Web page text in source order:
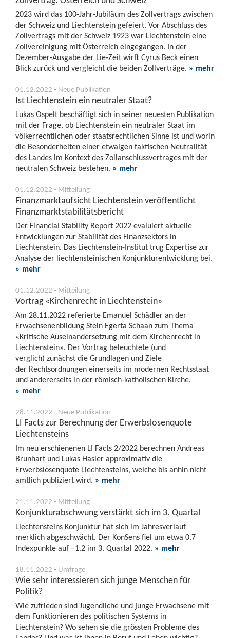
2023 wird das 100-Jahr-Jubiläum des Zollvertrags zwischen
der Schweiz und Liechtenstein gefeiert. Vor Abschluss des
Zollvertrags mit der Schweiz 1923 war Liechtenstein eine
Zollvereinigung mit Österreich eingegangen. In der
Dezember-Ausgabe der Lie-Zeit wirft Cyrus Beck einen
Blick zurück und vergleicht die beiden Zollverträge. » mehr
01.12.2022 - Neue Publikation
Ist Liechtenstein ein neutraler Staat?
Lukas Ospelt beschäftigt sich in seiner neuesten Publikation
mit der Frage, ob Liechtenstein ein neutraler Staat im
völkerrechtlichen oder staatsrechtlichen Sinne ist und worin
die Besonderheiten einer etwaigen faktischen Neutralität
des Landes im Kontext des Zollanschlussvertrages mit der
neutralen Schweiz bestehen. » mehr
01.12.2022 - Mitteilung
Finanzmarktaufsicht Liechtenstein veröffentlicht
Finanzmarktstabilitätsbericht
Der Financial Stability Report 2022 evaluiert aktuelle
Entwicklungen zur Stabilität des Finanzsektors in
Liechtenstein. Das Liechtenstein-Institut trug Expertise zur
Analyse der liechtensteinischen Konjunkturentwicklung bei.
» mehr
01.12.2022 - Mitteilung
Vortrag «Kirchenrecht in Liechtenstein»
Am 28.11.2022 referierte Emanuel Schädler an der
Erwachsenenbildung Stein Egerta Schaan zum Thema
«Kritische Auseinandersetzung mit dem Kirchenrecht in
Liechtenstein». Der Vortrag beleuchtete (und
verglich) zunächst die Grundlagen und Ziele
der Rechtsordnungen einerseits im modernen Rechtsstaat
und andererseits in der römisch-katholischen Kirche.
» mehr
28.11.2022 - Neue Publikation
LI Facts zur Berechnung der Erwerbslosenquote
Liechtensteins
Im neu erschienenen LI Facts 2/2022 berechnen Andreas
Brunhart und Lukas Hasler approximativ die
Erwerbslosenquote Liechtensteins, welche bis anhin nicht
amtlich publiziert wird. » mehr
21.11.2022 - Mitteilung
Konjunkturabschwung verstärkt sich im 3. Quartal
Liechtensteins Konjunktur hat sich im Jahresverlauf
merklich abgeschwächt. Der KonSens fiel um etwa 0.7
Indexpunkte auf −1.2 im 3. Quartal 2022. » mehr
18.11.2022 - Umfrage
Wie sehr interessieren sich junge Menschen für
Politik?
Wie zufrieden sind Jugendliche und junge Erwachsene mit
dem Funktionieren des politischen Systems in
Liechtenstein? Wo sehen sie die grössten Probleme des